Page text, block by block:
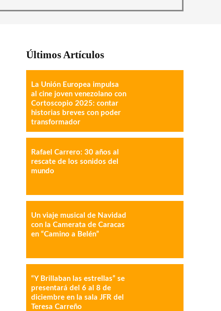
Últimos Artículos
La Unión Europea impulsa
al cine joven venezolano con
Cortoscopio 2025: contar
historias breves con poder
transformador
Rafael Carrero: 30 años al
rescate de los sonidos del
mundo
Un viaje musical de Navidad
con la Camerata de Caracas
en “Camino a Belén”
“Y Brillaban las estrellas” se
presentará del 6 al 8 de
diciembre en la sala JFR del
Teresa Carreño